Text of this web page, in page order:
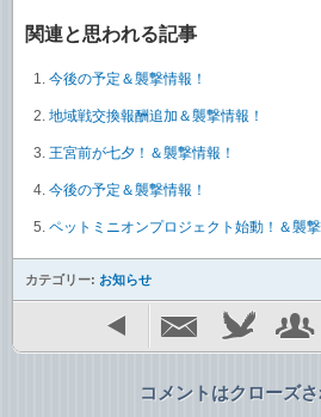
関連と思われる記事
今後の予定＆襲撃情報！
地域戦交換報酬追加＆襲撃情報！
王宮前が七夕！＆襲撃情報！
今後の予定＆襲撃情報！
ペットミニオンプロジェクト始動！＆襲撃
カテゴリー: お知らせ
コメントはクローズさ